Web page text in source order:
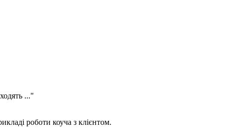
..."
роботи коуча з клієнтом.